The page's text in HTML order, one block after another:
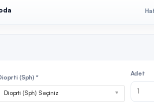
(Sph) *
Dioprti (Sph) Seçiniz
Adet